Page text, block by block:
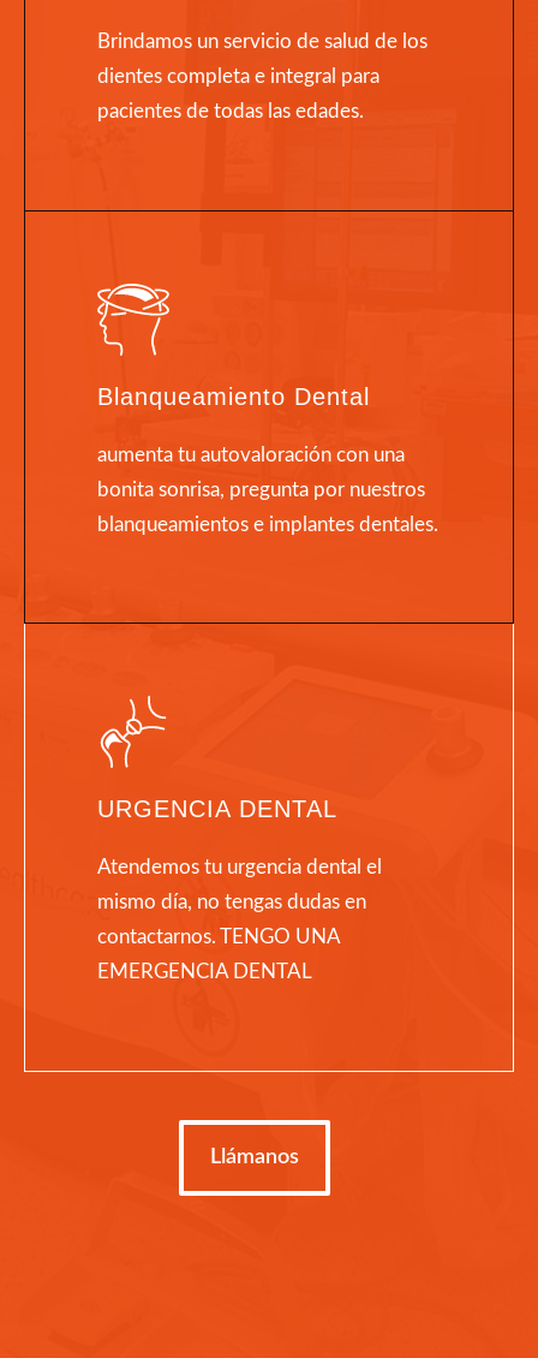
Brindamos un servicio de salud de los
dientes completa e integral para
pacientes de todas las edades.
Blanqueamiento Dental
aumenta tu autovaloración con una
bonita sonrisa, pregunta por nuestros
blanqueamientos e implantes dentales.
URGENCIA DENTAL
Atendemos tu urgencia dental el
mismo día, no tengas dudas en
contactarnos. TENGO UNA
EMERGENCIA DENTAL
Llámanos